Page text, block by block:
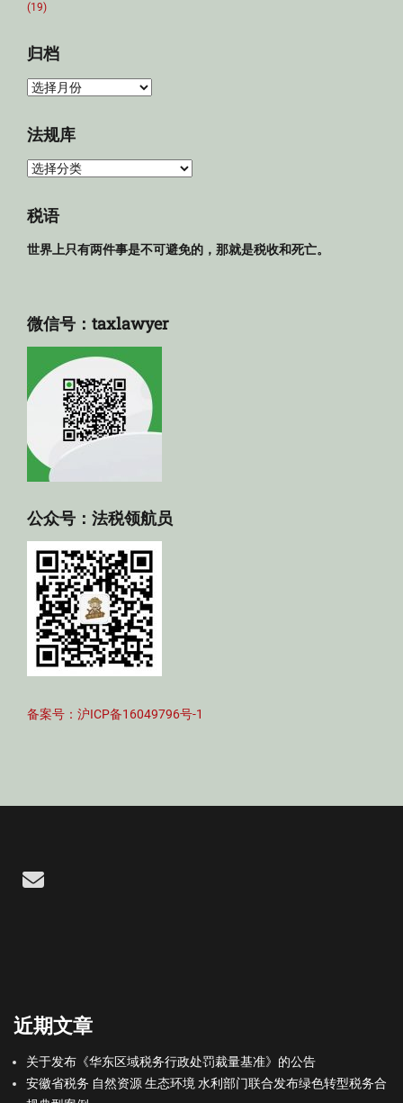
(19)
归档
归
法规库
法
库
税语
世界上只有两件事是不可避免的，那就是税收和死亡。
微信号：taxlawyer
公众号：法税领航员
备案号：沪ICP备16049796号-1
Email
近期文章
关于发布《华东区域税务行政处罚裁量基准》的公告
安徽省税务 自然资源 生态环境 水利部门联合发布绿色转型税务合